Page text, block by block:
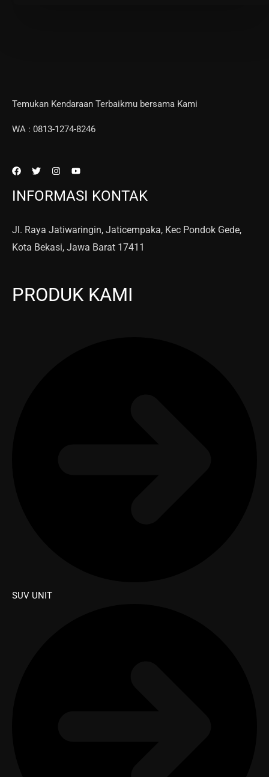
Temukan Kendaraan Terbaikmu bersama Kami
WA : 0813-1274-8246
INFORMASI KONTAK
Jl. Raya Jatiwaringin, Jaticempaka, Kec Pondok Gede,
Kota Bekasi, Jawa Barat 17411
PRODUK KAMI
SUV UNIT